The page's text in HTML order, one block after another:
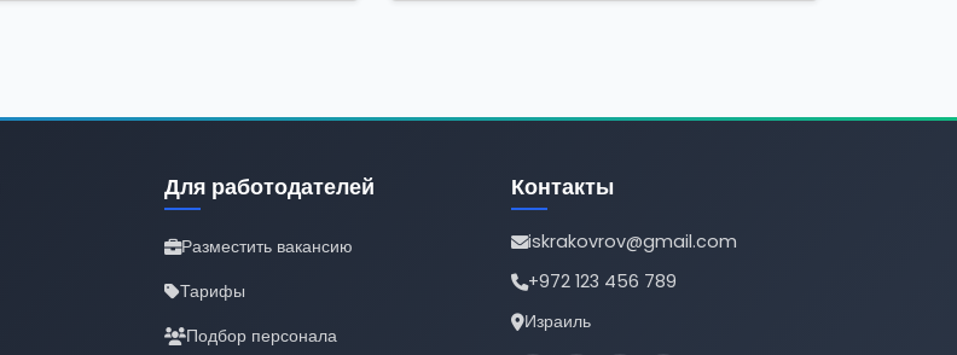
Для работодателей
Разместить вакансию
Тарифы
Подбор персонала
Контакты
iskrakovrov@gmail.com
+972 123 456 789
Израиль